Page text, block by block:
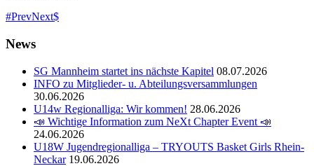
PrevNext
News
SG Mannheim startet ins nächste Kapitel 08.07.2026
INFO zu Mitglieder- u. Abteilungsversammlungen
30.06.2026
U14w Regionalliga: Wir kommen! 28.06.2026
📣 Wichtige Information zum NeXt Chapter Event 📣
24.06.2026
U18W Jugendregionalliga – TRYOUTS Basket Girls Rhein-
Neckar 19.06.2026